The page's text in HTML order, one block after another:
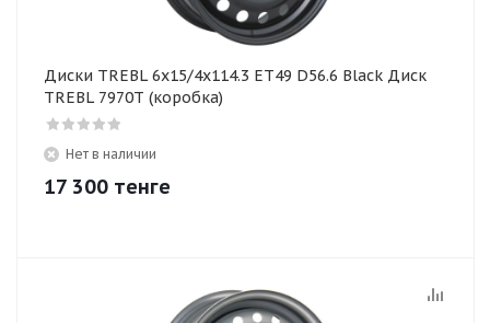
Диски TREBL 6x15/4x114.3 ET49 D56.6 Black Диск
TREBL 7970T (коробка)
Нет в наличии
17 300 тенге